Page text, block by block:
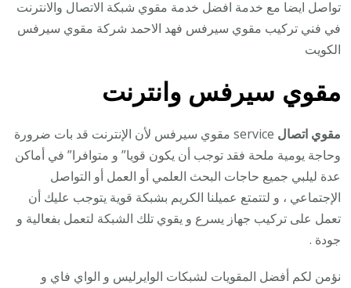
تواصل ايضا مع خدمة افضل خدمة مقوي شبكة الاتصال والانترنت
في فني تركيب مقوي سيرفس فهد الاحمد شركة مقوي سيرفس
الكويت
مقوي سيرفس وانترنت
مقوي اتصال
service مقوي سيرفس لأن الإنترنت قد بات ضرورة
وحاجة يومية ملحة فقد توجب أن يكون قويا” و متوافرا” في أماكن
عدة ليلبي جميع حاجات البحث العلمي أو العمل أو التواصل
الإجتماعي ، و لتتمتع عميلنا الكريم بشبكة قوية يتوجب عليك أن
تعمل على تركيب جهاز يسرع و يقوي تلك الشبكة لتعمل بفعالية و
جودة .
نؤمن لكم أفضل المقويات لشبكات الوايرليس و الواي فاي و